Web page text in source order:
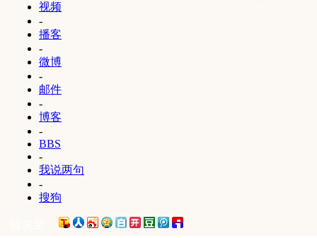
视频
-
播客
-
微博
-
邮件
-
博客
-
BBS
-
我说两句
-
搜狗